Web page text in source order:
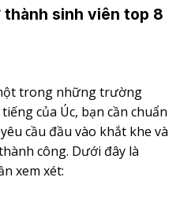
thành sinh viên top 8
trong những trường
của Úc, bạn cần chuẩn
cầu đầu vào khắt khe và
công. Dưới đây là
xem xét: